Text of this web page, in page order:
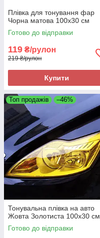
Плівка для тонування фар
Чорна матова 100х30 см
Готово до відправки
119 ₴/рулон
219 ₴/рулон
Купити
Топ продажів –46%
Тонувальна плівка на авто
Жовта Золотиста 100х30 см
Готово до відправки